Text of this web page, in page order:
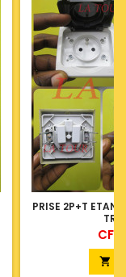
PRISE 2P+T
Price
